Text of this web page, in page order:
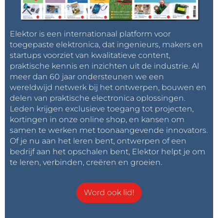
wel erg ver om daar een speciale spraaktechniek
voor te eisen.
Elektor is een internationaal platform voor
toegepaste elektronica, dat ingenieurs, makers en
startups voorziet van kwalitatieve content,
praktische kennis en inzichten uit de industrie. Al
meer dan 60 jaar ondersteunen we een
wereldwijd netwerk bij het ontwerpen, bouwen en
delen van praktische electronica oplossingen.
Leden krijgen exclusieve toegang tot projecten,
kortingen in onze online shop, en kansen om
samen te werken met toonaangevende innovators.
Of je nu aan het leren bent, ontwerpen of een
bedrijf aan het opschalen bent, Elektor helpt je om
te leren, verbinden, creëren en groeien.
Word ook lid!